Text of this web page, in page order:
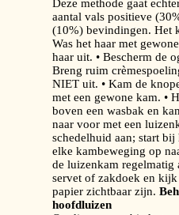
Deze methode gaat
aantal vals positieve
(10%) bevindingen. Het
Was het haar met
haar uit. • Bescherm de
Breng ruim
NIET uit. • Kam de
met een gewone kam. •
boven een wasbak en
naar voor met een
schedelhuid aan; start
elke kambeweging op
de luizenkam regelmatig
servet of zakdoek en
papier zichtbaar zijn.
hoofdluizen